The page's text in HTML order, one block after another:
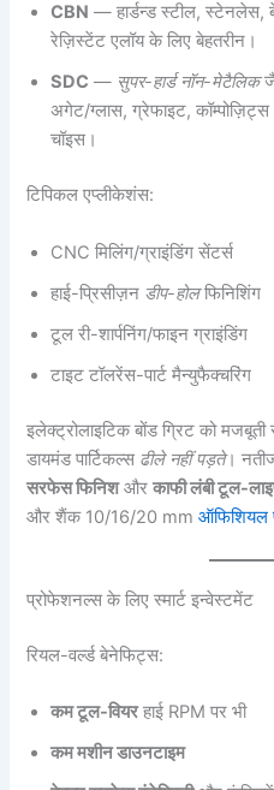
CBN — हार्डन्ड स्टील, स्टेनलेस,
रेज़िस्टेंट एलॉय के लिए बेहतरीन।
SDC — सुपर-हार्ड नॉन-मेटैलिक
अगेट/ग्लास, ग्रेफाइट,
चॉइस।
टिपिकल एप्लीकेशंस:
CNC मिलिंग/ग्राइंडिंग सेंटर्स
हाई-प्रिसीज़न डीप-होलफिनिशिंग
टूल री-शार्पनिंग/फाइन ग्राइंडिंग
टाइट टॉलरेंस-पार्ट मैन्युफैक्चरिंग
इलेक्ट्रोलाइटिक बोंड ग्रिट को
डायमंड पार्टिकल्स ढीले नहीं पड़ते।
सरफेस फिनिशऔरकाफी लंबी टूल-
और शैंक 10/16/20 mmऑफिशियल
प्रोफेशनल्स के लिए स्मार्ट इन्वेस्टमेंट
रियल-वर्ल्ड बेनेफिट्स:
कम टूल-वियरहाई RPM पर भी
कम मशीन डाउनटाइम